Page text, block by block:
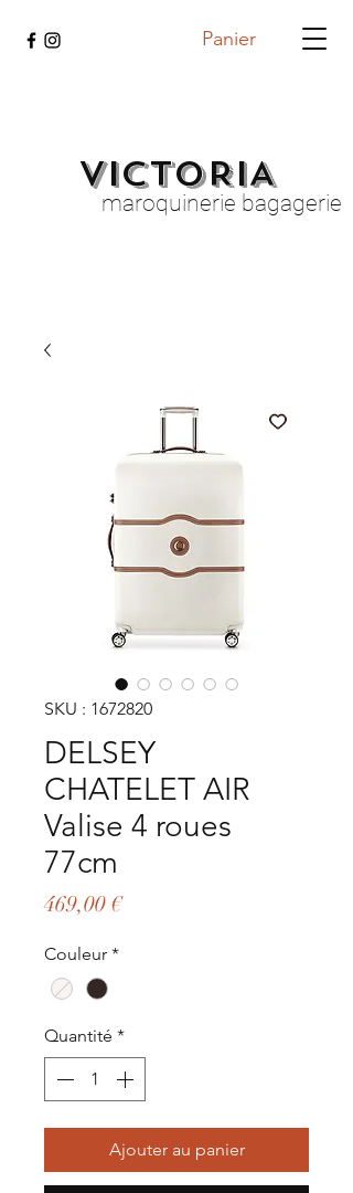
Panier
VICTORIA
maroquinerie bagagerie
SKU : 1672820
DELSEY
CHATELET AIR
Valise 4 roues
77cm
469,00 €Prix
Couleur *
Quantité *
Ajouter au panier